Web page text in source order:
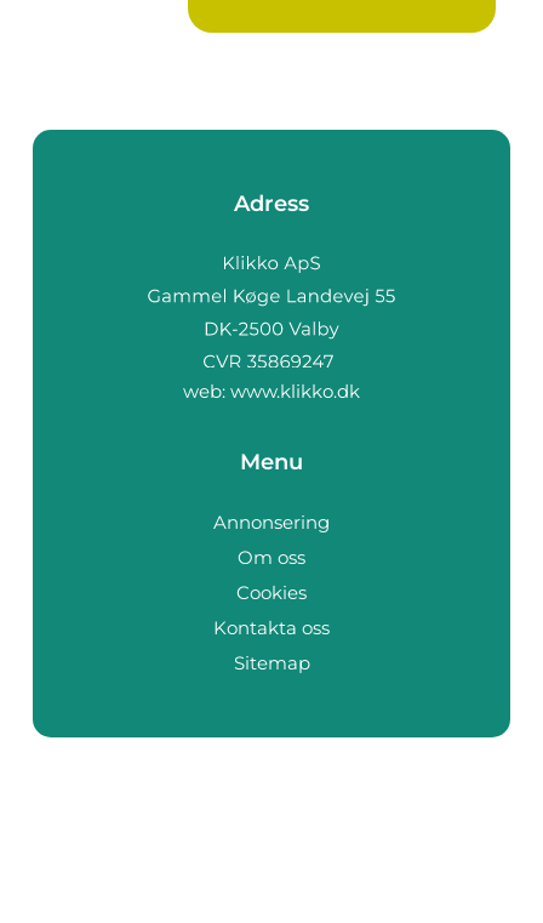
Adress
web: www.klikko.dk
Menu
Annonsering
Om oss
Cookies
Kontakta oss
Sitemap